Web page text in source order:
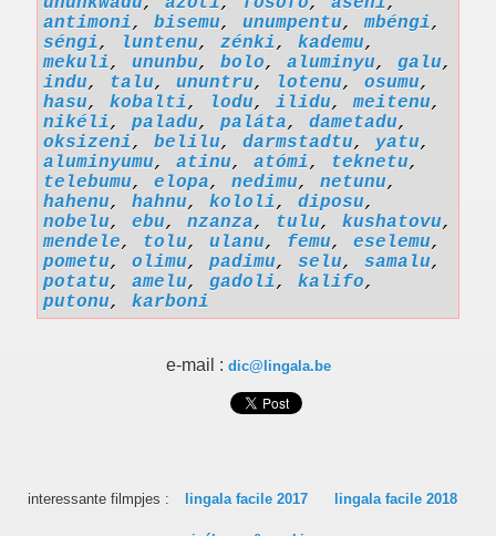
antimoni, bisemu, unumpentu,mbéngi,
séngi, luntenu, zénki, kademu,
mekuli, ununbu, bolo, aluminyu, galu,
indu, talu, ununtru, lotenu, osumu,
hasu, kobalti, lodu, ilidu,meitenu,
nikéli, paladu, paláta, dametadu,
oksizeni, belilu, darmstadtu, yatu,
aluminyumu, atinu, atómi, teknetu,
telebumu, elopa, nedimu, netunu,
hahenu, hahnu, kololi, diposu,
nobelu, ebu, nzanza, tulu, kushatovu,
mendele, tolu, ulanu, femu, eselemu,
pometu, olimu, padimu, selu, samalu,
potatu, amelu, gadoli, kalifo,
putonu, karboni
e-mail : dic@lingala.be
interessante filmpjes : lingala facile 2017 lingala facile 2018